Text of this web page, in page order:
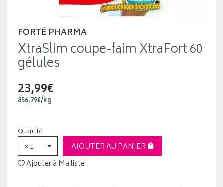
FORTÉ PHARMA
XtraSlim coupe-faim XtraFort 60
gélules
23,99€
856,79€/kg
Quantité
× 1
AJOUTER AU PANIER
Ajouter à Ma liste